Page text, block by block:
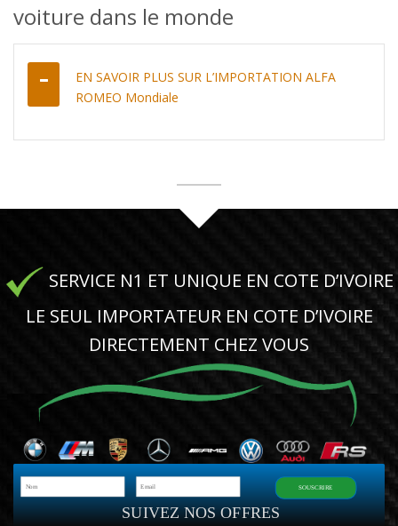
voiture dans le monde
EN SAVOIR PLUS SUR L’IMPORTATION ALFA
ROMEO Mondiale
SERVICE N1 ET UNIQUE EN COTE D’IVOIRE
LE SEUL IMPORTATEUR EN COTE D’IVOIRE
DIRECTEMENT CHEZ VOUS
SUIVEZ NOS OFFRES
SOUSCRIRE